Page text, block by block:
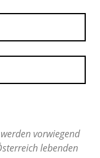
vorwiegend
lebenden